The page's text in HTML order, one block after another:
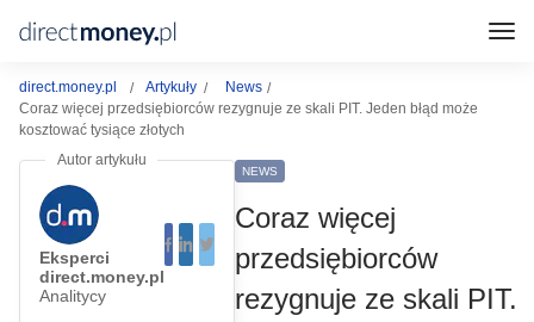
direct.money.pl Artykuły
News
Coraz więcej przedsiębiorców rezygnuje ze skali PIT. Jeden błąd może
kosztować tysiące złotych
Eksperci
direct.money.pl
Analitycy
NEWS
Coraz więcej
przedsiębiorców
rezygnuje ze skali PIT.